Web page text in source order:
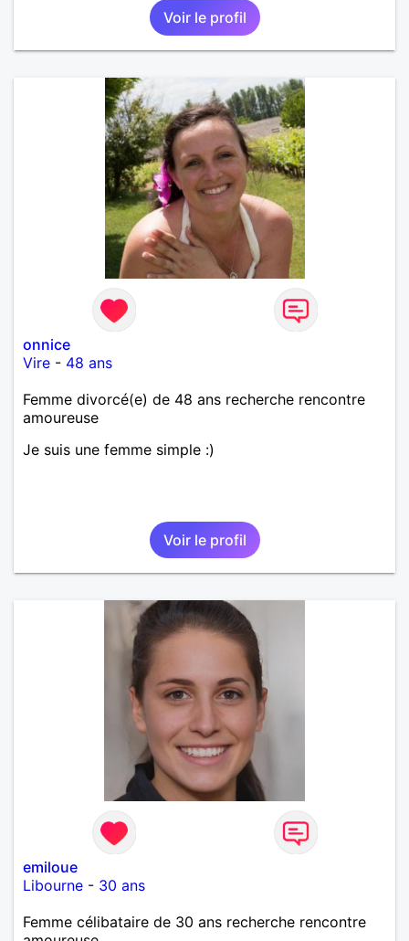
Voir le profil
onnice
Vire - 48 ans
Femme divorcé(e) de 48 ans recherche rencontre
amoureuse
Je suis une femme simple :)
Voir le profil
emiloue
Libourne - 30 ans
Femme célibataire de 30 ans recherche rencontre